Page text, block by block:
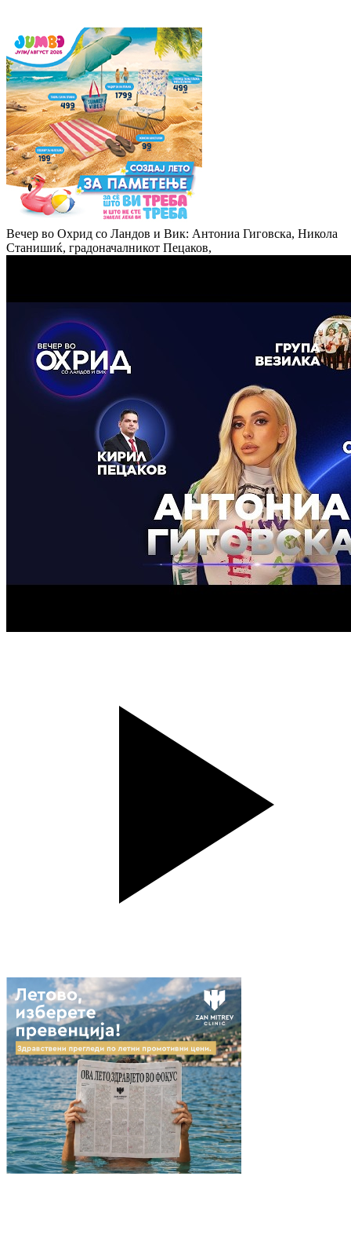
Вечер во Охрид со Ландов и Вик: Антониа Гиговска, Никола
Станишиќ, градоначалникот Пецаков,